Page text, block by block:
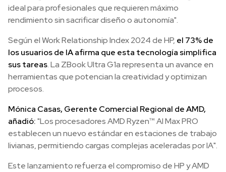
ideal para profesionales que requieren máximo
rendimiento sin sacrificar diseño o autonomía".
Según el Work Relationship Index 2024 de HP, el 73% de
los usuarios de IA afirma que esta tecnología simplifica
sus tareas. La ZBook Ultra G1a representa un avance en
herramientas que potencian la creatividad y optimizan
procesos.
Mónica Casas, Gerente Comercial Regional de AMD,
añadió:"Los procesadores AMD Ryzen™ AI Max PRO
establecen un nuevo estándar en estaciones de trabajo
livianas, permitiendo cargas complejas aceleradas por IA".
Este lanzamiento refuerza el compromiso de HP y AMD